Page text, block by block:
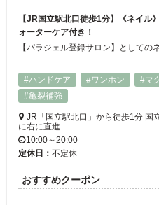
【JR国立駅北口徒歩1分】《ネイル
ォーターケア付き！
#ハンドケア
#ワンホン #マ
#亀裂補強
JR「国立駅北口」から徒歩1分 国
に右に直進…
10:00～20:00
定休日： 不定休
おすすめクーポン